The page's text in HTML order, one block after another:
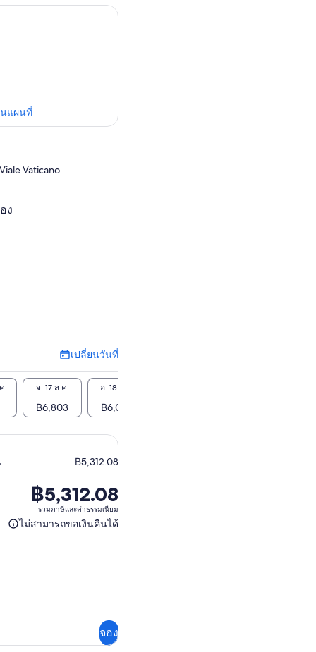
แผนที่
Vaticano
ง
เปลี่ยนวันที่
เปลี่ยน
วัน
ที่
. จ. 17 ส.ค.
฿6,803
อ. 18 ส.ค.
฿6,000
฿5,312.08
ราคา
อยู่
ที่
฿5,312.08
รวมภาษีและค่าธรรมเนียม
ไม่สามารถขอเงินคืนได้
ไม่
จอง